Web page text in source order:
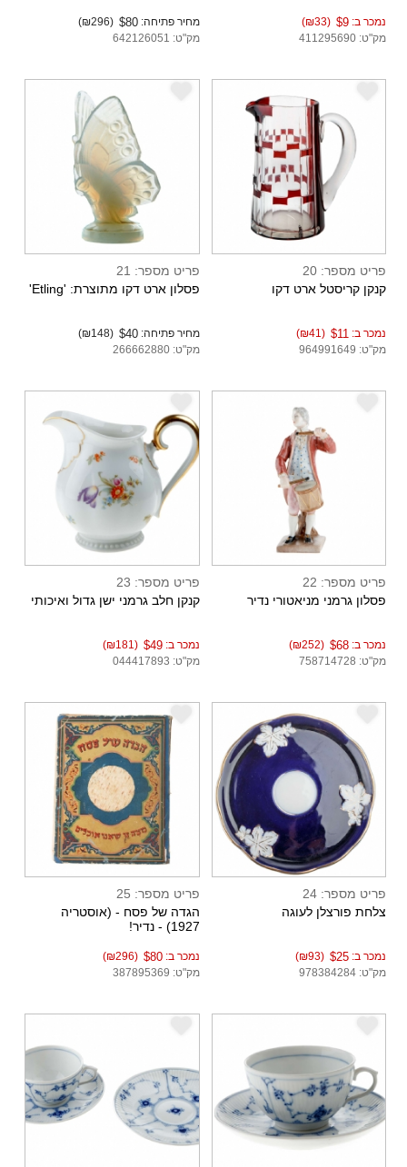
נמכר ב: $9
(₪33)
מק"ט: 411295690
מחיר פתיחה:$80
(₪296)
מק"ט: 642126051
פריט מספר: 20
קנקן קריסטל ארט דקו
נמכר ב: $11
(₪41)
מק"ט: 964991649
פריט מספר: 21
פסלון ארט דקו מתוצרת: 'Etling'
מחיר פתיחה:$40
(₪148)
מק"ט: 266662880
פריט מספר: 22
פסלון גרמני מניאטורי נדיר
נמכר ב: $68
(₪252)
מק"ט: 758714728
פריט מספר: 23
קנקן חלב גרמני ישן גדול ואיכותי
נמכר ב:$49
(₪181)
מק"ט: 044417893
פריט מספר: 24
צלחת פורצלן לעוגה
נמכר ב: $25
(₪93)
מק"ט: 978384284
e
פריט מספר: 25
הגדה של פסח - (אוסטריה
1927) - נדיר!
נמכר ב:$80
(₪296)
מק"ט: 387895369